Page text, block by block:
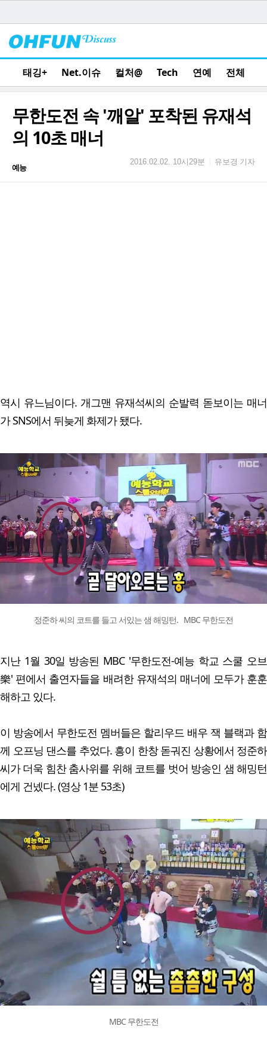
태깅+ Net.이슈 컬처@ Tech 연예 전체
무한도전 속 '깨알' 포착된 유재석
의 10초 매너
예능
2016.02.02. 10시29분 유보경 기자
역시 유느님이다. 개그맨 유재석씨의 순발력 돋보이는 매너
가 SNS에서 뒤늦게 화제가 됐다.
정준하 씨의 코트를 들고 서있는 샘 해밍턴. MBC 무한도전
지난 1월 30일 방송된 MBC '무한도전-예능 학교 스쿨 오브
樂' 편에서 출연자들을 배려한 유재석의 매너에 모두가 훈훈
해하고 있다.
이 방송에서 무한도전 멤버들은 할리우드 배우 잭 블랙과 함
께 오프닝 댄스를 추었다. 흥이 한창 돋궈진 상황에서 정준하
씨가 더욱 힘찬 춤사위를 위해 코트를 벗어 방송인 샘 해밍턴
에게 건넸다. (영상 1분 53초)
MBC 무한도전